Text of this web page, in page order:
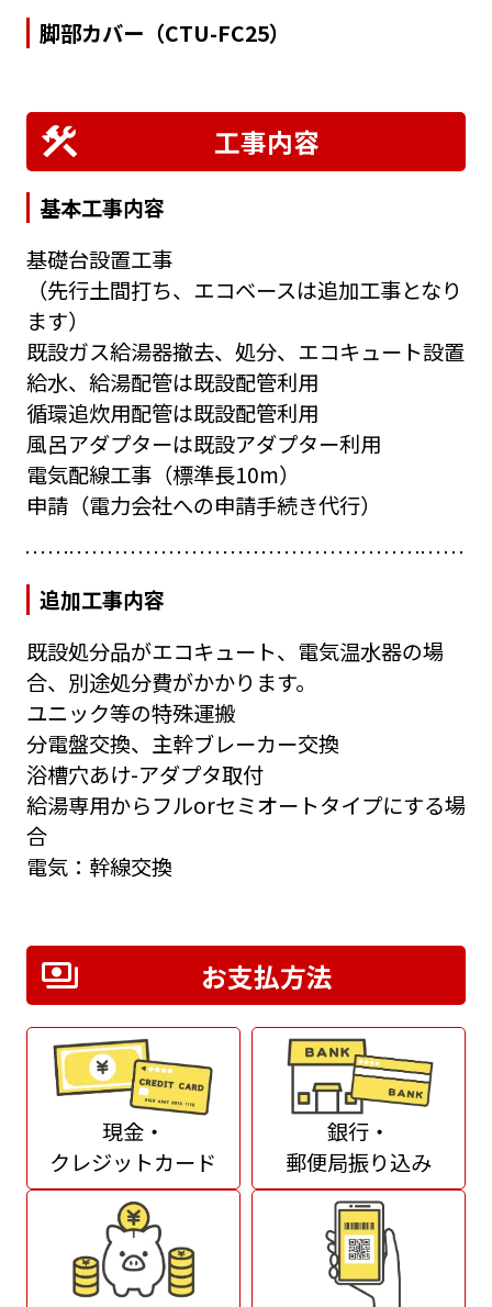
脚部カバー（CTU-FC25）
工事内容
基本工事内容
基礎台設置工事
（先行土間打ち、エコベースは追加工事となり
ます）
既設ガス給湯器撤去、処分、エコキュート設置
給水、給湯配管は既設配管利用
循環追炊用配管は既設配管利用
風呂アダプターは既設アダプター利用
電気配線工事（標準長10m）
申請（電力会社への申請手続き代行）
追加工事内容
既設処分品がエコキュート、電気温水器の場
合、別途処分費がかかります。
ユニック等の特殊運搬
分電盤交換、主幹ブレーカー交換
浴槽穴あけ-アダプタ取付
給湯専用からフルorセミオートタイプにする場
合
電気：幹線交換
お支払方法
現金・
クレジットカード
銀行・
郵便局振り込み